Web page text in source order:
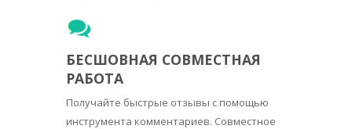
БЕСШОВНАЯ СОВМЕСТНАЯ
РАБОТА
Получайте быстрые отзывы с помощью
инструмента комментариев. Совместное